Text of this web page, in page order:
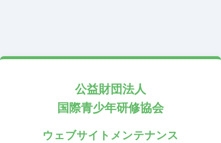
公益財団法人
国際青少年研修協会
ウェブサイトメンテナンス